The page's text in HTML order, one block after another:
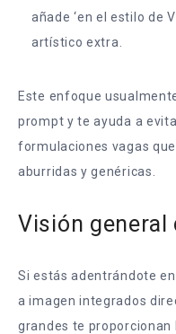
añade ‘en el estilo de
artístico extra.
Este enfoque
prompt y te ayuda a
formulaciones vagas
aburridas y genéricas.
Visión general
Si estás adentrándote
a imagen integrados
grandes te